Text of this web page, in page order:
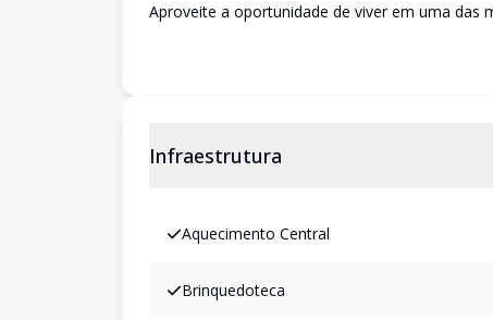
Aproveite a oportunidade de viver em uma das
Infraestrutura
Aquecimento Central
Brinquedoteca